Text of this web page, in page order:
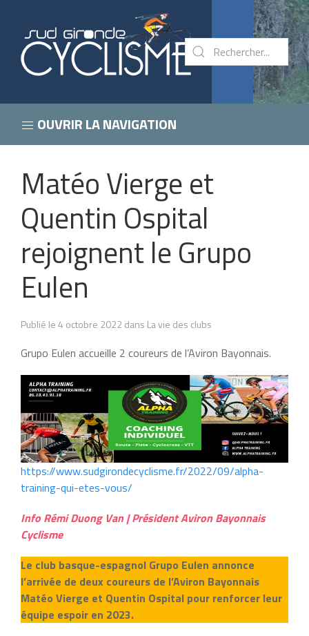
OUVRIR LA NAVIGATION
Matéo Vierge et
Quentin Ospital
rejoignent le Grupo
Eulen
Publié le 4 octobre 2022 dans La vie des clubs
Grupo Eulen accueille 2 coureurs de l’Aviron Bayonnais.
https://www.sudgirondecyclisme.fr/2022/09/alpha-
training-qui-etes-vous/
Info Rémi Duong Van | Président Aviron Bayonnais
Cyclisme
Le club basque-espagnol Grupo Eulen annonce
l’arrivée de deux coureurs de l’Aviron Bayonnais
Matéo Vierge et Quentin Ospital pour renforcer leur
équipe espoir en 2023.